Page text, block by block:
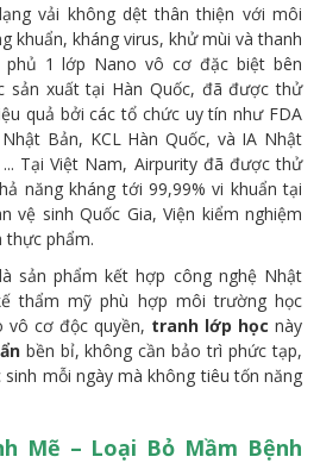
vải không dệt thân thiện với môi
khuẩn, kháng virus, khử mùi và thanh
1 lớp Nano vô cơ đặc biệt bên
sản xuất tại Hàn Quốc, đã được thử
quả bởi các tổ chức uy tín như FDA
Bản, KCL Hàn Quốc, và IA Nhật
Tại Việt Nam, Airpurity đã được thử
năng kháng tới 99,99% vi khuẩn tại
vệ sinh Quốc Gia, Viện kiểm nghiệm
thực phẩm.
là sản phẩm kết hợp công nghệ Nhật
thẩm mỹ phù hợp môi trường học
vô cơ độc quyền, tranh lớp học này
bền bỉ, không cần bảo trì phức tạp,
mỗi ngày mà không tiêu tốn năng
Mẽ – Loại Bỏ Mầm Bệnh